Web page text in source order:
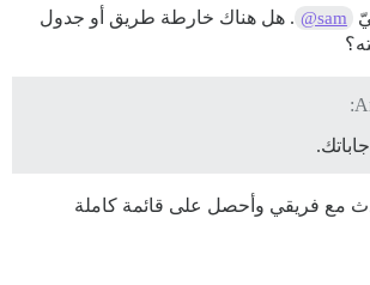
@sam . هل هناك خارطة طريق أو جدول
مع فريقي وأحصل على قائمة كاملة